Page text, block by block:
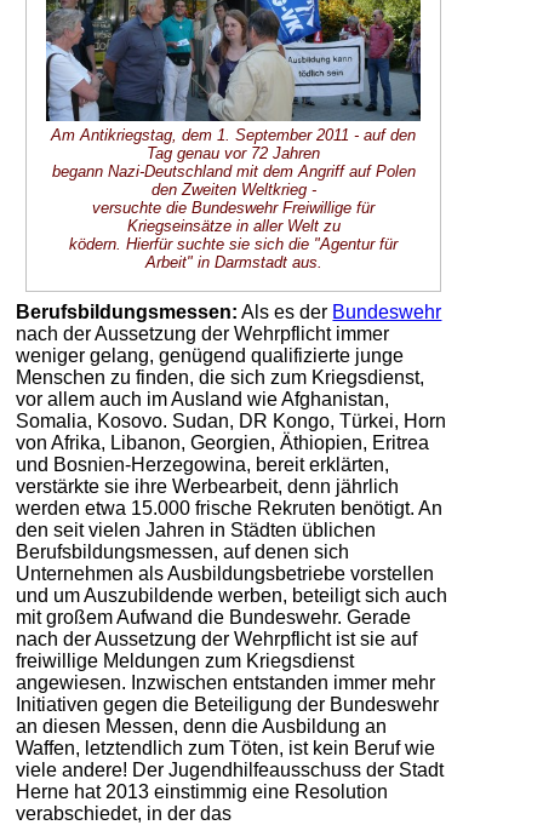
Am Antikriegstag, dem 1. September 2011 - auf den
Tag genau vor 72 Jahren
begann Nazi-Deutschland mit dem Angriff auf Polen
den Zweiten Weltkrieg -
versuchte die Bundeswehr Freiwillige für
Kriegseinsätze in aller Welt zu
ködern. Hierfür suchte sie sich die "Agentur für
Arbeit" in Darmstadt aus.
Berufsbildungsmessen: Als es der Bundeswehr
nach der Aussetzung der Wehrpflicht immer
weniger gelang, genügend qualifizierte junge
Menschen zu finden, die sich zum Kriegsdienst,
vor allem auch im Ausland wie Afghanistan,
Somalia, Kosovo. Sudan, DR Kongo, Türkei, Horn
von Afrika, Libanon, Georgien, Äthiopien, Eritrea
und Bosnien-Herzegowina, bereit erklärten,
verstärkte sie ihre Werbearbeit, denn jährlich
werden etwa 15.000 frische Rekruten benötigt. An
den seit vielen Jahren in Städten üblichen
Berufsbildungsmessen, auf denen sich
Unternehmen als Ausbildungsbetriebe vorstellen
und um Auszubildende werben, beteiligt sich auch
mit großem Aufwand die Bundeswehr. Gerade
nach der Aussetzung der Wehrpflicht ist sie auf
freiwillige Meldungen zum Kriegsdienst
angewiesen. Inzwischen entstanden immer mehr
Initiativen gegen die Beteiligung der Bundeswehr
an diesen Messen, denn die Ausbildung an
Waffen, letztendlich zum Töten, ist kein Beruf wie
viele andere! Der Jugendhilfeausschuss der Stadt
Herne hat 2013 einstimmig eine Resolution
verabschiedet, in der das